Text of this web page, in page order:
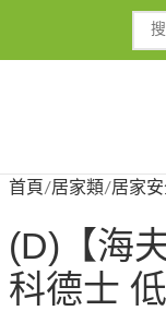
首頁 居家類 居家
(D)【海
科德士